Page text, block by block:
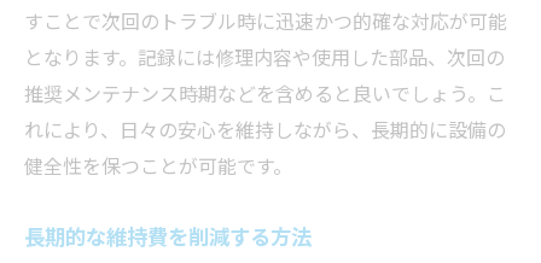
すことで次回のトラブル時に迅速かつ的確な対応が可能
となります。記録には修理内容や使用した部品、次回の
推奨メンテナンス時期などを含めると良いでしょう。こ
れにより、日々の安心を維持しながら、長期的に設備の
健全性を保つことが可能です。
長期的な維持費を削減する方法